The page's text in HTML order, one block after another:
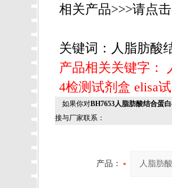
相关产品>>>请点
关键词：人脂肪酸
产品相关关键字：
4检测试剂盒 elisa
如果你对BH7653人脂肪酸结合蛋
接与厂家联系：
产品：